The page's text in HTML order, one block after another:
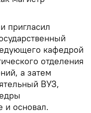
пригласил
кафедрой
отделения
а затем
ВУЗ,
и основал.